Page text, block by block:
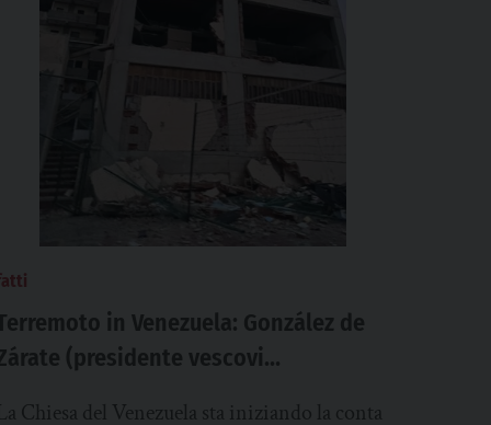
in Venezuela: González de
(presidente vescovi
Chiesa del Venezuela sta iniziando la conta